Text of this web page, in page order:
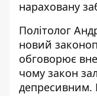
нараховану
Політолог
новий
обговорює
чому закон
депресивним.